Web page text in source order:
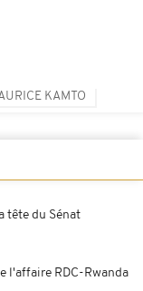
KAMTO
tête du Sénat
l'affaire RDC-Rwanda